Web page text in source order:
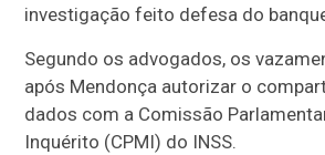
investigação feito defesa do
Segundo os advogados, os
após Mendonça autorizar o
dados com a Comissão
Inquérito (CPMI) do INSS.